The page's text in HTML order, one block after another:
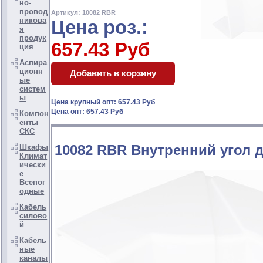
но-
провод
никова
я
продук
ция
Аспира
ционн
ые
систем
ы
Компон
енты
СКС
Шкафы
Климат
ически
е
Всепог
одные
Кабель
силово
й
Кабель
ные
каналы
Артикул: 10082 RBR
Цена роз.:
657.43 Руб
Цена крупный опт: 657.43 Руб
Цена опт: 657.43 Руб
10082 RBR Внутренний угол